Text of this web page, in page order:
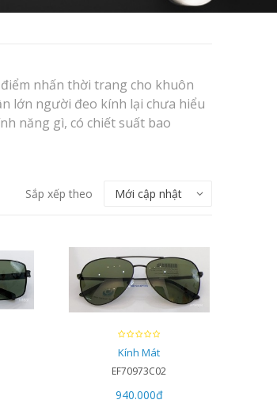
nhấn thời trang cho khuôn
lớn người đeo kính lại chưa hiểu
năng gì, có chiết suất bao
Sắp xếp theo
Kính Mát
EF70973C02
940.000đ